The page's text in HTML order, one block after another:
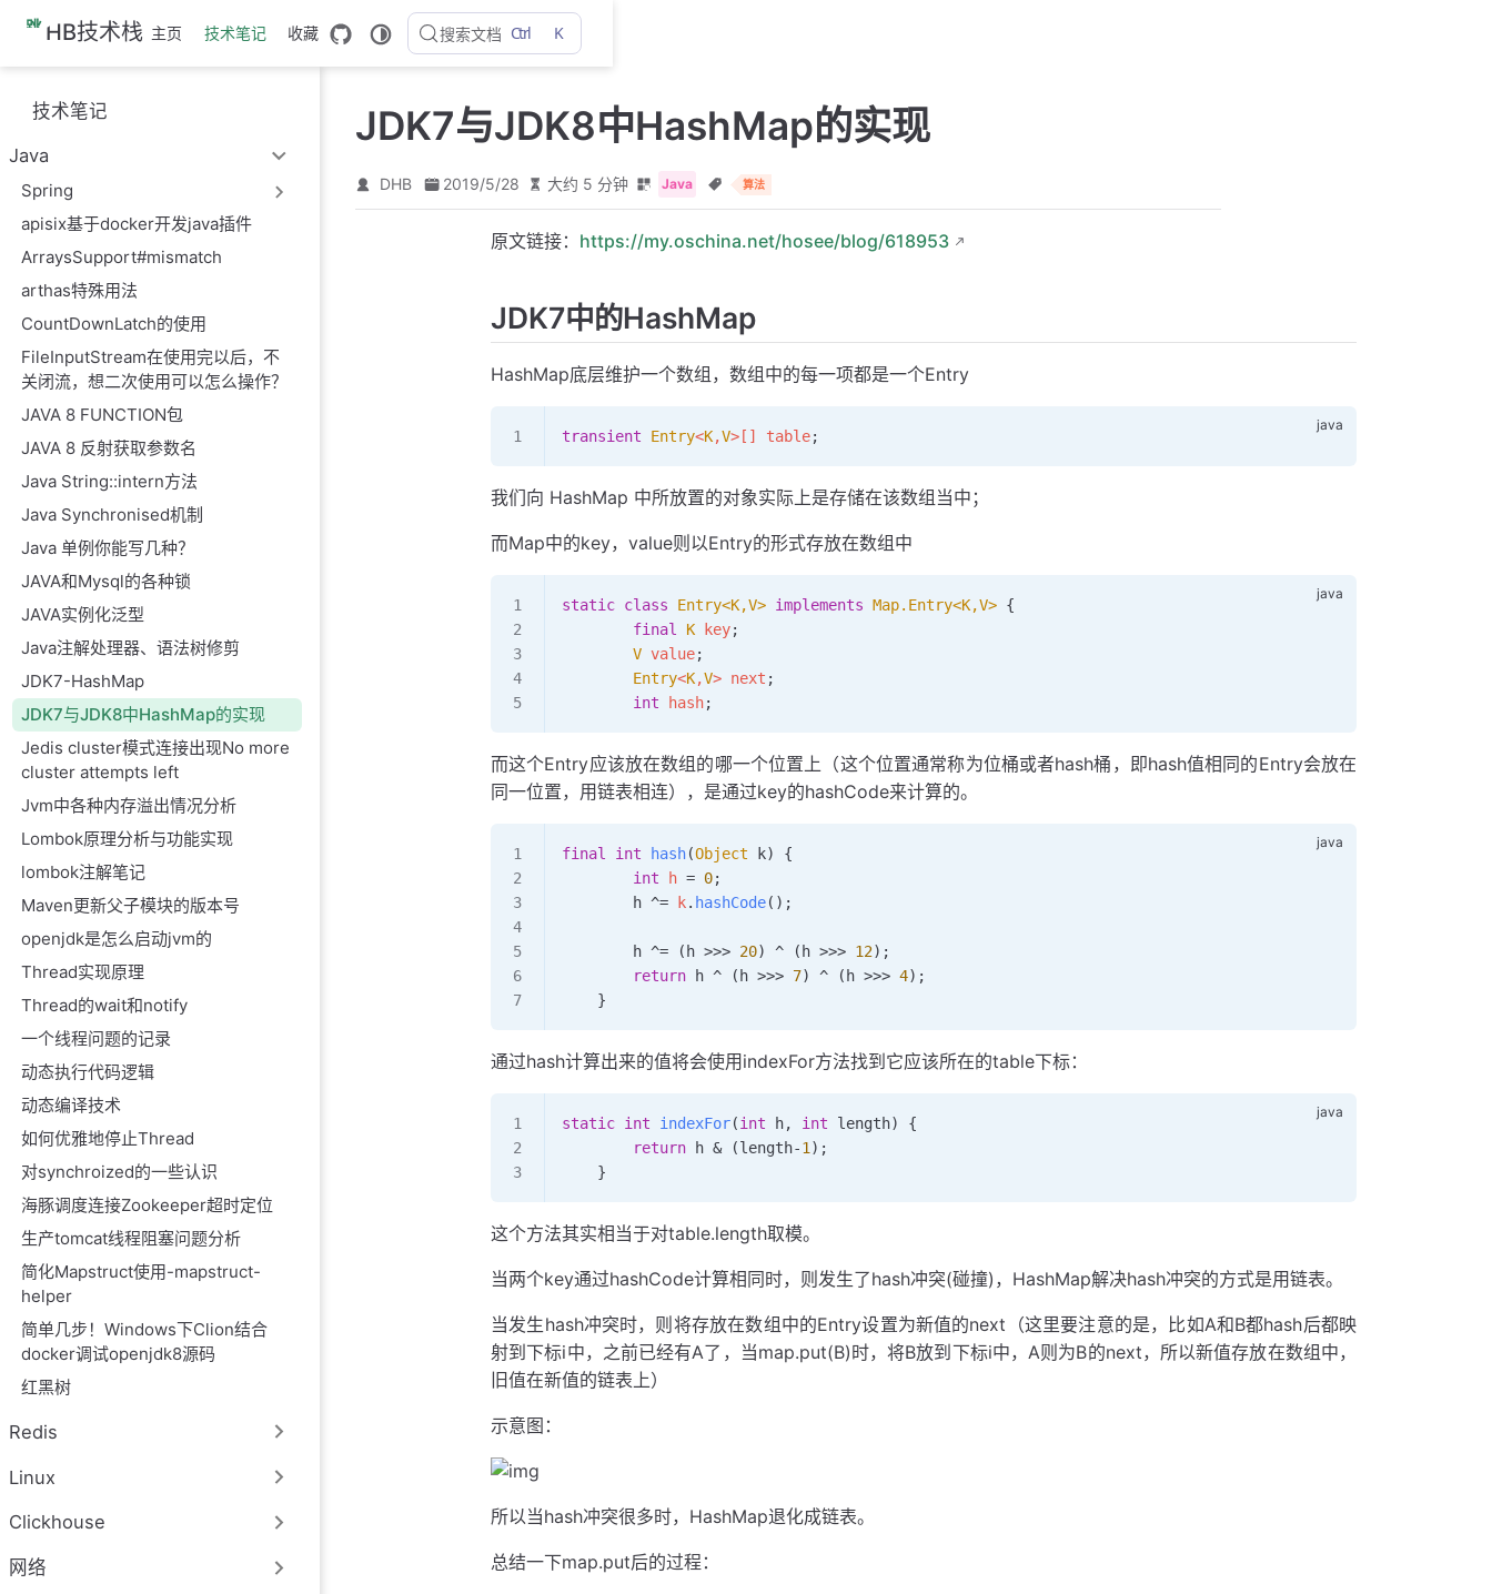
跳
主
要
內
HB技术栈 主页 技术笔记 收藏 搜索文档 Ctrl K
技术笔记
Java
Spring
apisix基于docker开发java插件
ArraysSupport#mismatch
arthas特殊用法
CountDownLatch的使用
FileInputStream在使用完以后，不
关闭流，想二次使用可以怎么操作？
JAVA 8 FUNCTION包
JAVA 8 反射获取参数名
Java String::intern方法
Java Synchronised机制
Java 单例你能写几种？
JAVA和Mysql的各种锁
JAVA实例化泛型
Java注解处理器、语法树修剪
JDK7-HashMap
JDK7与JDK8中HashMap的实现
Jedis cluster模式连接出现No more
cluster attempts left
Jvm中各种内存溢出情况分析
Lombok原理分析与功能实现
lombok注解笔记
Maven更新父子模块的版本号
openjdk是怎么启动jvm的
Thread实现原理
Thread的wait和notify
一个线程问题的记录
动态执行代码逻辑
动态编译技术
如何优雅地停止Thread
对synchroized的一些认识
海豚调度连接Zookeeper超时定位
生产tomcat线程阻塞问题分析
简化Mapstruct使用-mapstruct-
helper
简单几步！Windows下Clion结合
docker调试openjdk8源码
红黑树
Redis
Linux
Clickhouse
网络
JDK7与JDK8中HashMap的实现
DHB 2019/5/28 大约 5 分钟 Java 算法
原文链接： https://my.oschina.net/hosee/blog/618953
JDK7中的HashMap
HashMap底层维护一个数组，数组中的每一项都是一个Entry
transient Entry<K,V> [] table;
我们向 HashMap 中所放置的对象实际上是存储在该数组当中；
而Map中的key，value则以Entry的形式存放在数组中
static class Entry<K,V> implements Map. Entry<K,V> {
        final
K key;
        V
value;
        Entry
<K,V> next ;
        int
hash;
而这个Entry应该放在数组的哪一个位置上（这个位置通常称为位桶或者hash桶，即hash值相同的Entry会放在
同一位置，用链表相连），是通过key的hashCode来计算的。
final int hash(Object k) {
        int
h = 0;
        h
^= k. hashCode();
        h
^= (h >>> 20) ^ (h >>> 12) ;
        return
h ^ (h >>> 7) ^ (h >>> 4) ;
    }
通过hash计算出来的值将会使用indexFor方法找到它应该所在的table下标：
static int indexFor(int h, int length) {
        return
h & (length-1 ) ;
    }
这个方法其实相当于对table.length取模。
当两个key通过hashCode计算相同时，则发生了hash冲突(碰撞)，HashMap解决hash冲突的方式是用链表。
当发生hash冲突时，则将存放在数组中的Entry设置为新值的next（这里要注意的是，比如A和B都hash后都映
射到下标i中，之前已经有A了，当map.put(B)时，将B放到下标i中，A则为B的next，所以新值存放在数组中，
旧值在新值的链表上）
示意图：
所以当hash冲突很多时，HashMap退化成链表。
总结一下map.put后的过程：